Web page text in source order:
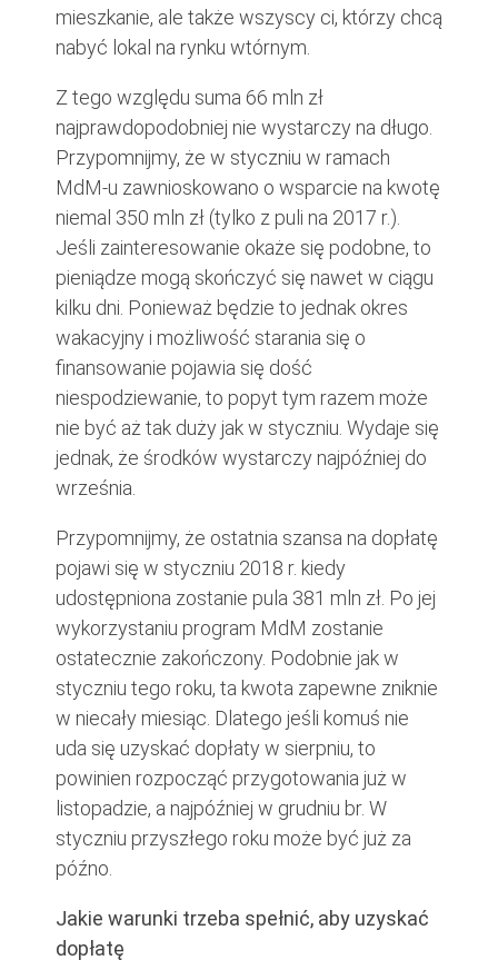
mieszkanie, ale także wszyscy ci, którzy chcą
nabyć lokal na rynku wtórnym.
Z tego względu suma 66 mln zł
najprawdopodobniej nie wystarczy na długo.
Przypomnijmy, że w styczniu w ramach
MdM-u zawnioskowano o wsparcie na kwotę
niemal 350 mln zł (tylko z puli na 2017 r.).
Jeśli zainteresowanie okaże się podobne, to
pieniądze mogą skończyć się nawet w ciągu
kilku dni. Ponieważ będzie to jednak okres
wakacyjny i możliwość starania się o
finansowanie pojawia się dość
niespodziewanie, to popyt tym razem może
nie być aż tak duży jak w styczniu. Wydaje się
jednak, że środków wystarczy najpóźniej do
września.
Przypomnijmy, że ostatnia szansa na dopłatę
pojawi się w styczniu 2018 r. kiedy
udostępniona zostanie pula 381 mln zł. Po jej
wykorzystaniu program MdM zostanie
ostatecznie zakończony. Podobnie jak w
styczniu tego roku, ta kwota zapewne zniknie
w niecały miesiąc. Dlatego jeśli komuś nie
uda się uzyskać dopłaty w sierpniu, to
powinien rozpocząć przygotowania już w
listopadzie, a najpóźniej w grudniu br. W
styczniu przyszłego roku może być już za
późno.
Jakie warunki trzeba spełnić, aby uzyskać
dopłatę